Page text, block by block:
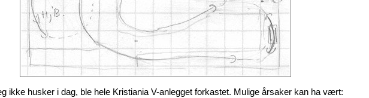
ikke husker i dag, ble hele Kristiania V-anlegget forkastet. Mulige årsaker kan ha vært: